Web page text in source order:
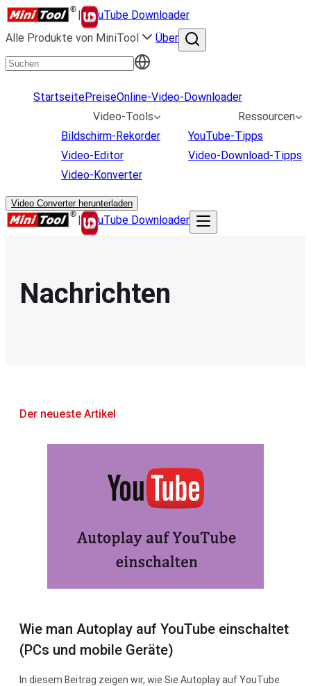
|
uTube Downloader
Alle Produkte von MiniTool
Über
StartseitePreiseOnline-Video-Downloader
Video-Tools
Bildschirm-Rekorder
Video-Editor
Video-Konverter
Ressourcen
YouTube-Tipps
Video-Download-Tipps
Video Converter herunterladen
| uTube Downloader
Nachrichten
Der neueste Artikel
Wie man Autoplay auf YouTube einschaltet
(PCs und mobile Geräte)
In diesem Beitrag zeigen wir, wie Sie Autoplay auf YouTube